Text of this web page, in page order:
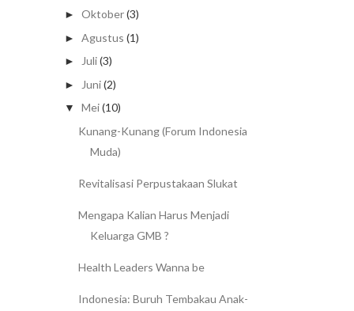
► Oktober(3)
► Agustus (1)
► Juli(3)
► Juni(2)
▼ Mei(10)
Kunang-Kunang (Forum Indonesia
Muda)
Revitalisasi Perpustakaan Slukat
Mengapa Kalian Harus Menjadi
Keluarga GMB ?
Health Leaders Wanna be
Indonesia: Buruh Tembakau Anak-